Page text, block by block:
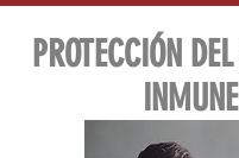
PROTECCIÓN
INMUNE